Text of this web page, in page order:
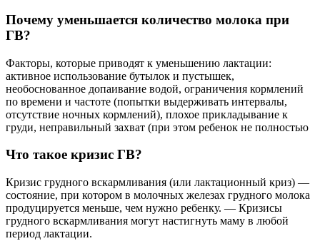
Почему уменьшается количество молока при
ГВ?
Факторы, которые приводят к уменьшению лактации:
активное использование бутылок и пустышек,
необоснованное допаивание водой, ограничения кормлений
по времени и частоте (попытки выдерживать интервалы,
отсутствие ночных кормлений), плохое прикладывание к
груди, неправильный захват (при этом ребенок не полностью
Что такое кризис ГВ?
Кризис грудного вскармливания (или лактационный криз) —
состояние, при котором в молочных железах грудного молока
продуцируется меньше, чем нужно ребенку. — Кризисы
грудного вскармливания могут настигнуть маму в любой
период лактации.